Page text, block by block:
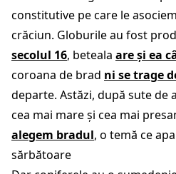
constitutive pe care le
crăciun. Globurile au fost
secolul 16, beteala are și ea
coroana de brad ni se trage
departe. Astăzi, după sute de
cea mai mare și cea mai
alegem bradul, o temă ce
sărbătoare